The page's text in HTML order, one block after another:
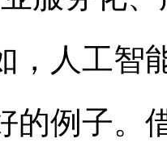
，人工智
的例子。